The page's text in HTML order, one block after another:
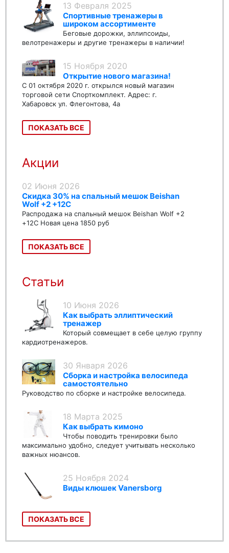
13 Февраля 2025
Спортивные тренажеры в
широком ассортименте
Беговые дорожки, эллипсоиды,
велотренажеры и другие тренажеры в наличии!
15 Ноября 2020
Открытие нового магазина!
С 01 октября 2020 г. открылся новый магазин
торговой сети Спорткомплект. Адрес: г.
Хабаровск ул. Флегонтова, 4а
ПОКАЗАТЬ ВСЕ
Акции
02 Июня 2026
Скидка 30% на спальный мешок Beishan
Wolf +2 +12C
Распродажа на спальный мешок Beishan Wolf +2
+12C Новая цена 1850 руб
ПОКАЗАТЬ ВСЕ
Статьи
10 Июня 2026
Как выбрать эллиптический
тренажер
Который совмещает в себе целую группу
кардиотренажеров.
30 Января 2026
Сборка и настройка велосипеда
самостоятельно
Руководство по сборке и настройке велосипеда.
18 Марта 2025
Как выбрать кимоно
Чтобы поводить тренировки было
максимально удобно, следует учитывать несколько
важных нюансов.
25 Ноября 2024
Виды клюшек Vanersborg
ПОКАЗАТЬ ВСЕ